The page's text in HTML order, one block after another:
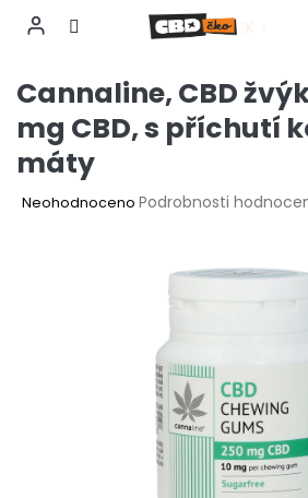
na
CZK
Cannaline, CBD
mg CBD, s příchutí
máty
Průměrné
Neohodnoceno Podrobnosti